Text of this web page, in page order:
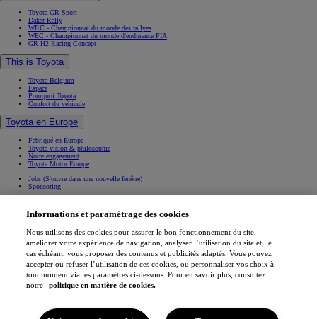
Toyota GR Sport
Dakar Rally
WRC - Championnat du monde des rallyes
WEC - Championnat du monde d'endurance FIA
GR H2 Racing Concept
This is Toyota
Toyota Belgium
Espace
Pourquoi Toyota
Confort du véhicule
Toyota en Europe
Fabriqué en Europe
Toyota vision & philosophie
Notre engagement
Toyota Motor Europe
Jobs (S'ouvre dans une nouvelle fenêtre)
Sponsoring
Contact & Infos
Trouvez un concessionnaire
Rendez-vous entretien
Rendez-vous en concession(S'ouvre dans une nouvelle fenêtre)
Contactez-nous
Nos concessionnaires
Support (FAQ)
Mentions légales
Cookies
Accessibilité
Informations et paramétrage des cookies
Nous utilisons des cookies pour assurer le bon fonctionnement du site,
améliorer votre expérience de navigation, analyser l’utilisation du site et, le
cas échéant, vous proposer des contenus et publicités adaptés. Vous pouvez
accepter ou refuser l’utilisation de ces cookies, ou personnaliser vos choix à
tout moment via les paramètres ci-dessous. Pour en savoir plus, consultez
notre
politique en matière de cookies.